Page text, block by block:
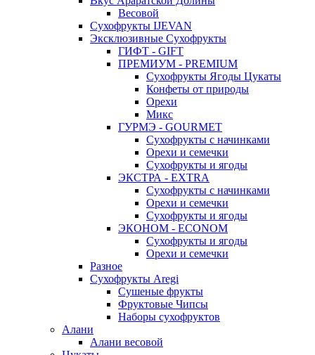
Весовой
Сухофрукты IJEVAN
Эксклюзивные Сухофрукты
ГИФТ - GIFT
ПРЕМИУМ - PREMIUM
Сухофрукты Ягоды Цукаты
Конфеты от природы
Орехи
Микс
ГУРМЭ - GOURMET
Сухофрукты с начинками
Орехи и семечки
Сухофрукты и ягоды
ЭКСТРА - EXTRA
Сухофрукты с начинками
Орехи и семечки
Сухофрукты и ягоды
ЭКОНОМ - ECONOM
Сухофрукты и ягоды
Орехи и семечки
Разное
Сухофрукты Aregi
Сушеные фрукты
Фруктовые Чипсы
Наборы сухофруктов
Алани
Алани весовой